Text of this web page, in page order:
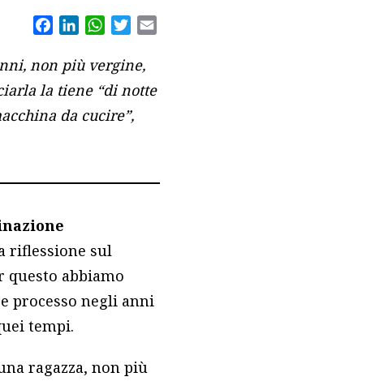
FacebookLinkedInWhatsApp
Twitter
non più vergine,
la tiene “di notte
da cucire”,
riflessione sul
questo abbiamo
processo negli anni
tempi.
ragazza, non più